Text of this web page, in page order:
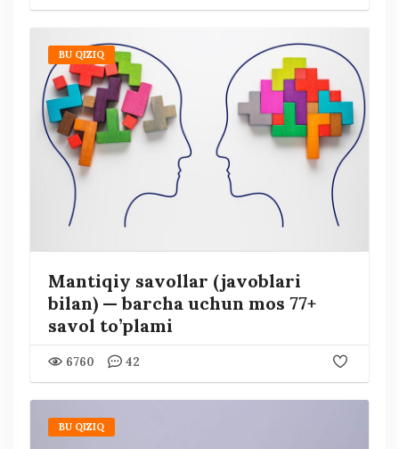
BU QIZIQ
Mantiqiy savollar (javoblari
bilan) — barcha uchun mos 77+
savol to’plami
6760 42
BU QIZIQ